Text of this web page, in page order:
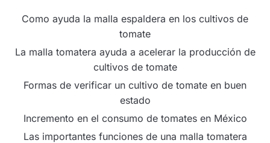
Como ayuda la malla espaldera en los cultivos de
tomate
La malla tomatera ayuda a acelerar la producción de
cultivos de tomate
Formas de verificar un cultivo de tomate en buen
estado
Incremento en el consumo de tomates en México
Las importantes funciones de una malla tomatera